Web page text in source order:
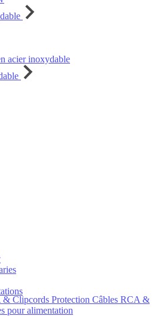
acier inoxydable
& Clipcords Protection Câbles RCA &
pour alimentation